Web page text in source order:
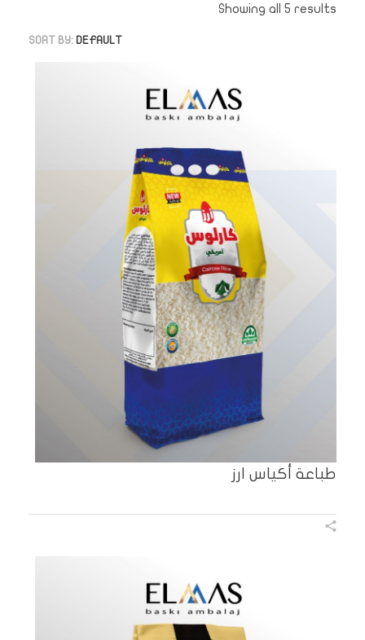
Showing all 5 results
SORT BY: DEFAULT
طباعة أكياس ارز